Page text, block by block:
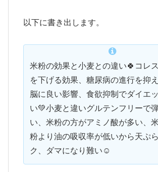
以下に書き出します。
米粉の効果と小麦との違い🍀コレ
を下げる効果、糖尿病の進行を抑え
脳に良い影響、食欲抑制でダイエ
い💚小麦と違いグルテンフリーで
い、米粉の方がアミノ酸が多い、
粉より油の吸収率が低いから天ぷ
ク、ダマになり難い☺️